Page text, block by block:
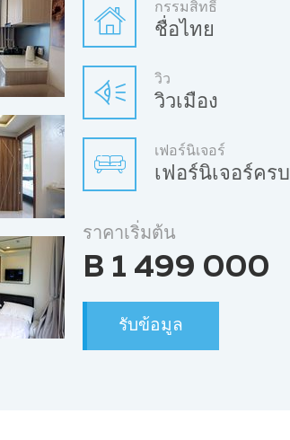
กรรมสิทธิ์
ชื่อไทย
วิว
วิวเมือง
เฟอร์นิเจอร์
เฟอร์นิเจอร์ครบ
ราคาเริ่มต้น
B 1 499 000
รับข้อมูล